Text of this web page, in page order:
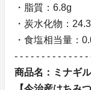
・脂質：6.8g
・炭水化物：
・食塩相当量：
- - - - - - - - - - - - - -
商品名：ミナギ